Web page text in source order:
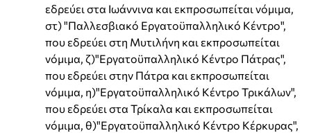
εδρεύει στα Ιωάννινα και εκπροσωπείται νόμιμα,
στ) "Παλλεσβιακό Εργατοϋπαλληλικό Κέντρο",
που εδρεύει στη Μυτιλήνη και εκπροσωπείται
νόμιμα, ζ)"Εργατοϋπαλληλικό Κέντρο Πάτρας",
που εδρεύει στην Πάτρα και εκπροσωπείται
νόμιμα, η)"Εργατοϋπαλληλικό Κέντρο Τρικάλων",
που εδρεύει στα Τρίκαλα και εκπροσωπείται
νόμιμα, θ)"Εργατοϋπαλληλικό Κέντρο Κέρκυρας",